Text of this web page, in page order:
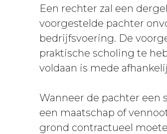
Een rechter zal een
voorgestelde pachter
bedrijfsvoering. De
praktische scholing te
voldaan is mede
Wanneer de pachter een
een maatschap of
grond contractueel